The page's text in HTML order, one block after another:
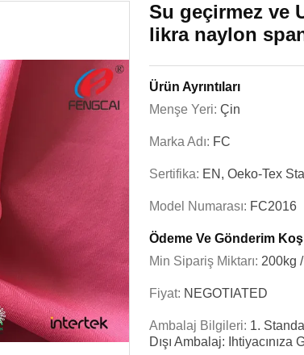
Su geçirmez ve
likra naylon
Ürün Ayrıntıları
Menşe Yeri: Çin
Marka Adı: FC
Sertifika: EN, Oeko-Tex
Model Numarası: FC2016
Ödeme Ve Gönderim
Min Sipariş Miktarı: 200kg
Fiyat: NEGOTIATED
Ambalaj Bilgileri: 1.
Dışı Ambalaj: Ihtiyacınıza